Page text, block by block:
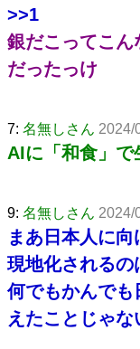
>>1
銀だこってこん
だったっけ
7: 名無しさん 2024/
AIに「和食」で
9: 名無しさん 2024/
まあ日本人に
現地化されるの
何でもかんでも
えたことじゃな